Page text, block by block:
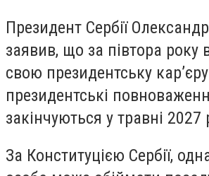
Президент Сербії
заявив, що за півтора року
свою президентську
президентські
закінчуються у травні 2027
За Конституцією Сербії,